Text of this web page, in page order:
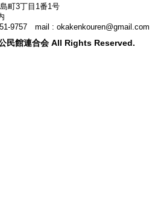
町3丁目1番1号
9757 mail : okakenkouren@gmail.com
民館連合会 All Rights Reserved.